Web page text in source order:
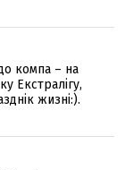
компа – на
Екстралігу,
жизні:).